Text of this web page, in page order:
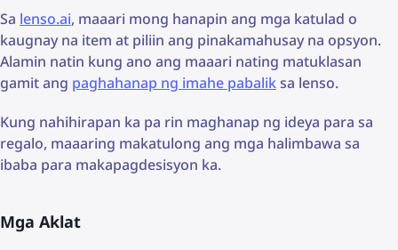
Sa lenso.ai, maaari mong hanapin ang mga katulad o
kaugnay na item at piliin ang pinakamahusay na opsyon.
Alamin natin kung ano ang maaari nating matuklasan
gamit ang paghahanap ng imahe pabaliksa lenso.
Kung nahihirapan ka pa rin maghanap ng ideya para sa
regalo, maaaring makatulong ang mga halimbawa sa
ibaba para makapagdesisyon ka.
Mga Aklat